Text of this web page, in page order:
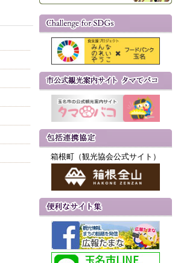
箱根町（観光協会公式サイト）